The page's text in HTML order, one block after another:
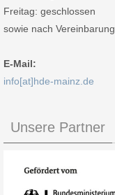
Freitag: geschlossen
sowie nach Vereinbarung
E-Mail:
info[at]hde-mainz.de
Unsere Partner